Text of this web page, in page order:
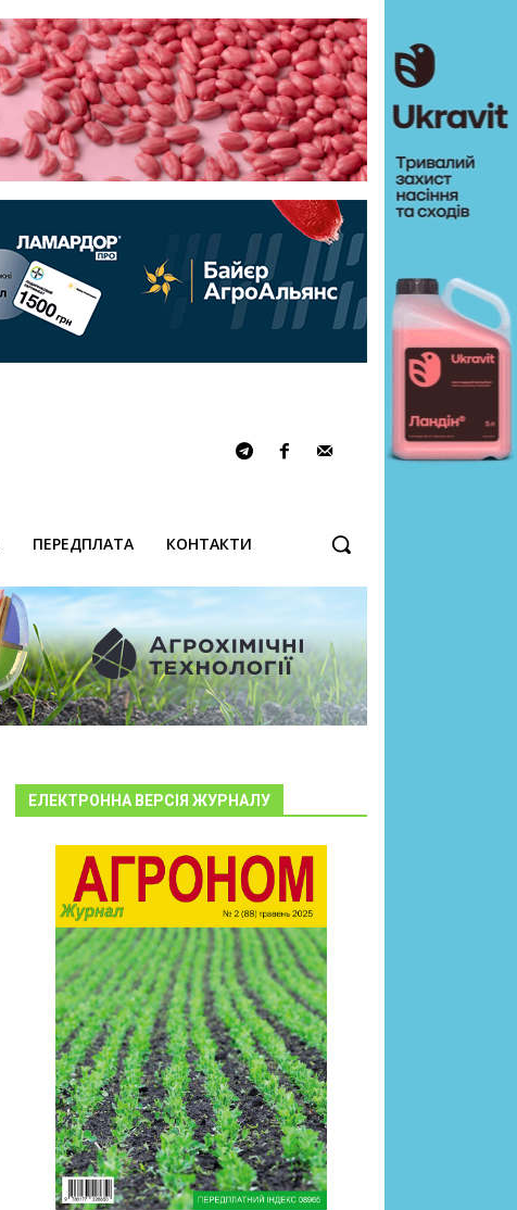
ПЕРЕДПЛАТА КОНТАКТИ
ЕЛЕКТРОННА ВЕРСІЯ ЖУРНАЛУ